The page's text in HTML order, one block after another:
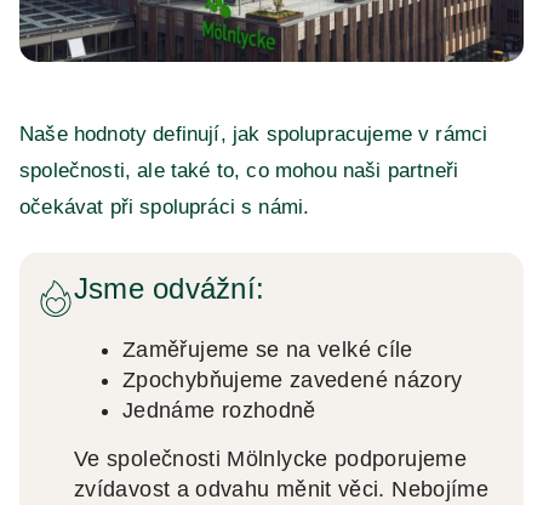
Naše hodnoty definují, jak spolupracujeme v rámci
společnosti, ale také to, co mohou naši partneři
očekávat při spolupráci s námi.
Jsme odvážní:
Zaměřujeme se na velké cíle
Zpochybňujeme zavedené názory
Jednáme rozhodně
Ve společnosti Mölnlycke podporujeme
zvídavost a odvahu měnit věci. Nebojíme